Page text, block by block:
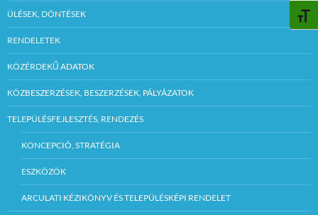
ÜLÉSEK, DÖNTÉSEK
RENDELETEK
KÖZÉRDEKŰ ADATOK
KÖZBESZERZÉSEK, BESZERZÉSEK, PÁLYÁZATOK
TELEPÜLÉSFEJLESZTÉS, RENDEZÉS
KONCEPCIÓ, STRATÉGIA
ESZKÖZÖK
ARCULATI KÉZIKÖNYV ÉS TELEPÜLÉSKÉPI RENDELET